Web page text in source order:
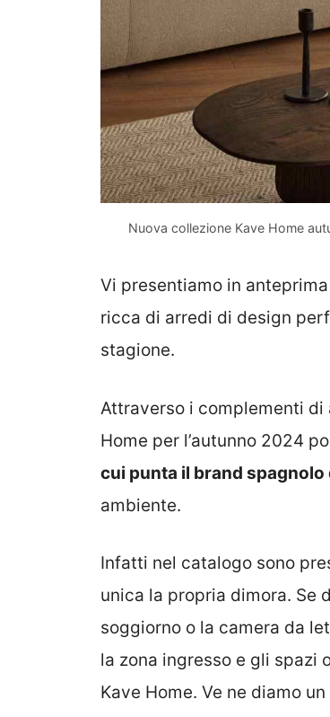
Nuova collezione Kave Home
Vi presentiamo in
ricca di arredi di design
stagione.
Attraverso i complementi di
Home per l’autunno 2024
cui punta il brand
ambiente.
Infatti nel catalogo sono
unica la propria dimora. Se
soggiorno o la camera da
la zona ingresso e gli spazi
Kave Home. Ve ne diamo